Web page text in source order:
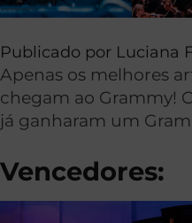
Publicado por Luciana
Apenas os melhores
chegam ao Grammy!
já ganharam um
Vencedores: